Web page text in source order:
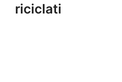
riciclati